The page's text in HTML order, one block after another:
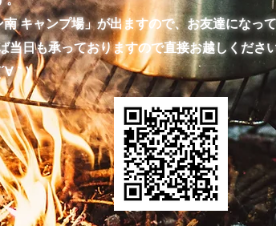
キャンプ場」が出ますので、お友達になっ
日も承っておりますので直接お越しください
｀)